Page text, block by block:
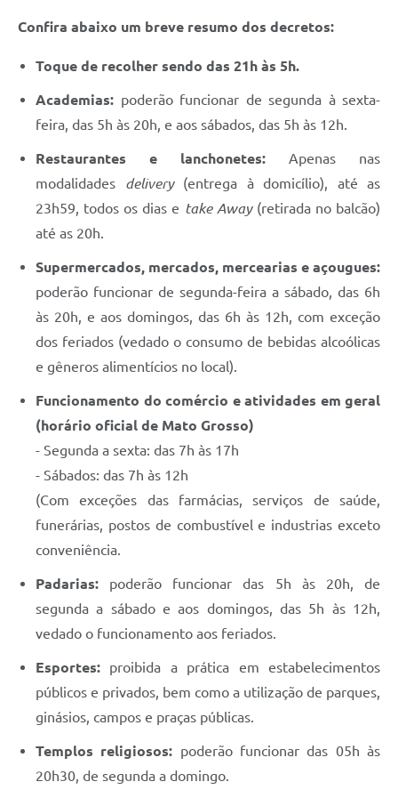
Confira abaixo um breve resumo dos decretos:
Toque de recolher sendo das 21h às 5h.
Academias: poderão funcionar de segunda à sexta-
feira, das 5h às 20h, e aos sábados, das 5h às 12h.
Restaurantes e lanchonetes: Apenas nas
modalidades delivery(entrega à domicílio), até as
23h59, todos os dias e take Away(retirada no balcão)
até as 20h.
Supermercados, mercados, mercearias e açougues:
poderão funcionar de segunda-feira a sábado, das 6h
às 20h, e aos domingos, das 6h às 12h, com exceção
dos feriados (vedado o consumo de bebidas alcoólicas
e gêneros alimentícios no local).
Funcionamento do comércio e atividades em geral
(horário oficial de Mato Grosso)
- Segunda a sexta: das 7h às 17h
- Sábados: das 7h às 12h
(Com exceções das farmácias, serviços de saúde,
funerárias, postos de combustível e industrias exceto
conveniência.
Padarias: poderão funcionar das 5h às 20h, de
segunda a sábado e aos domingos, das 5h às 12h,
vedado o funcionamento aos feriados.
Esportes: proibida a prática em estabelecimentos
públicos e privados, bem como a utilização de parques,
ginásios, campos e praças públicas.
Templos religiosos: poderão funcionar das 05h às
20h30, de segunda a domingo.